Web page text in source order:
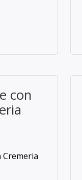
con
Cremeria